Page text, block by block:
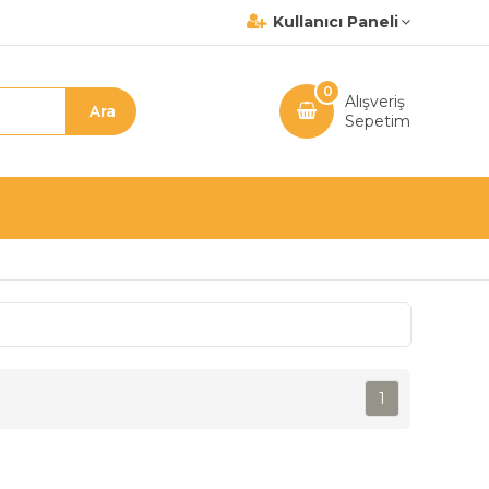
Kullanıcı Paneli
Alışveriş
Sepetim
0
1